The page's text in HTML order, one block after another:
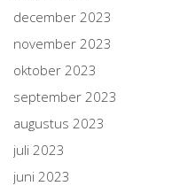
december 2023
november 2023
oktober 2023
september 2023
augustus 2023
juli 2023
juni 2023